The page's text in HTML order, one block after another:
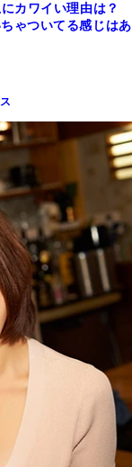
カワイい理由は？
ゃついてる感じはあ